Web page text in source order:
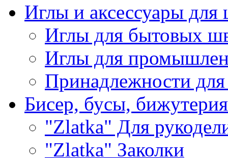
Иглы и аксессуары
Иглы для бытовых
Иглы для
Принадлежности
Бисер, бусы, бижутерия
"Zlatka" Для
"Zlatka" Заколки